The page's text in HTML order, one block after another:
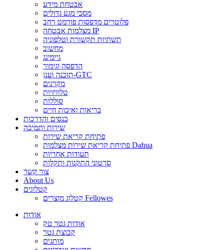
אבטחת מידע
מסכי מגע גדולים
פלוטרים מדפסות פורמט רחב
מצלמות אבטחה IP
תשתיות תקשורת וטלפוניה
מחשוב
גיימינג
הדפסה וגימור
תוכנה וענן-GTC
מקרנים
טלוויזיות
סוללות
בריאות ואיכות חיים
כנסים והדרכות
שירות ותמיכה
פתיחת קריאת שירות
פתיחת קריאת שירות מצלמות Dahua
תעודות אחריות
סרטוני התקנות ותקלות
צור קשר
About Us
קטלוגים
קטלוג מוצרים Fellowes
אודות
אודות גטר טק
קבוצת גטר
מותגים